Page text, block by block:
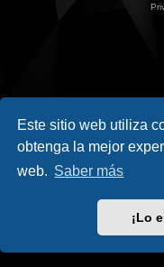
Este sitio web utiliza
obtenga la mejor
web. Saber más
¡Lo